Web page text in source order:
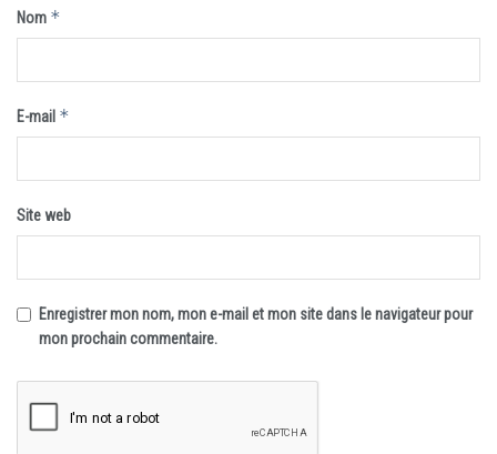
Nom *
E-mail *
Site web
Enregistrer mon nom, mon e-mail et mon site dans le navigateur pour
mon prochain commentaire.